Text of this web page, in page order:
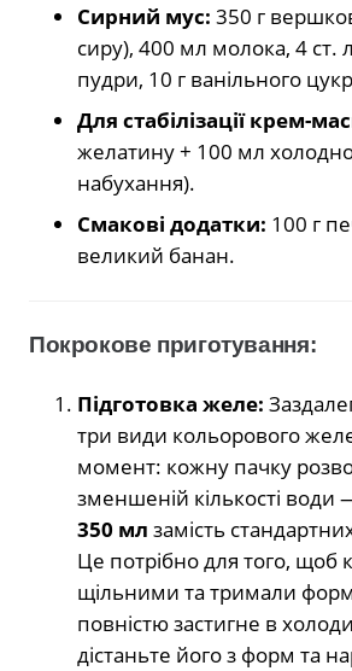
Сирний мус: 350 г
сиру), 400 мл молока, 4 ст.
пудри, 10 г ванільного
Для стабілізації крем-
желатину + 100 мл
набухання).
Смакові додатки: 100 г
великий банан.
Покрокове приготування:
Підготовка желе:
три види кольорового
момент: кожну пачку
зменшеній кількості
350 мл замість
Це потрібно для того,
щільними та тримали
повністю застигне в
дістаньте його з форм та